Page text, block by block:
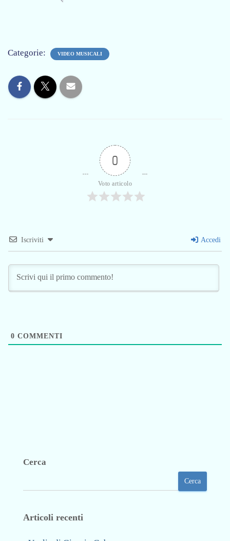
Categorie: VIDEO MUSICALI
0
Voto articolo
Iscriviti Accedi
0 COMMENTI
Cerca
Cerca
Articoli recenti